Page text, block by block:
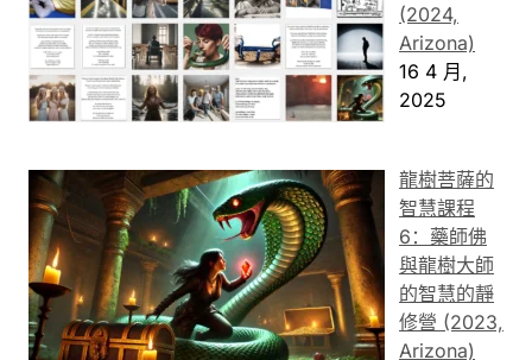
(2024,
Arizona)
16 4 月,
2025
龍樹菩薩的
智慧課程
6：藥師佛
與龍樹大師
的智慧的靜
修營 (2023,
Arizona)